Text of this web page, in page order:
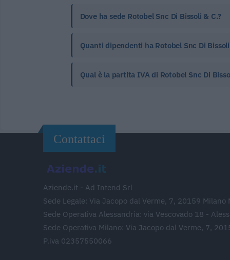
Dove ha sede Rotobel Snc Di Bissoli & C.?
Quanti dipendenti ha Rotobel Snc Di Bissoli
Qual è la partita IVA di Rotobel Snc Di
Contattaci
Aziende.it - Ad Intend Srl
Sede Legale: Via Jacopo dal Verme, 7, 20159 Milano
Sede Operativa Alessandria: via Vescovado 18 -
Sede Operativa Milano: Via Jacopo dal Verme, 7,
P.iva 02357550066